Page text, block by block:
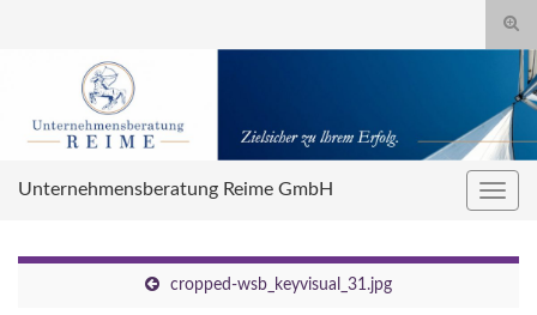
Search for:
Unternehmensberatung Reime GmbH
cropped-wsb_keyvisual_31.jpg